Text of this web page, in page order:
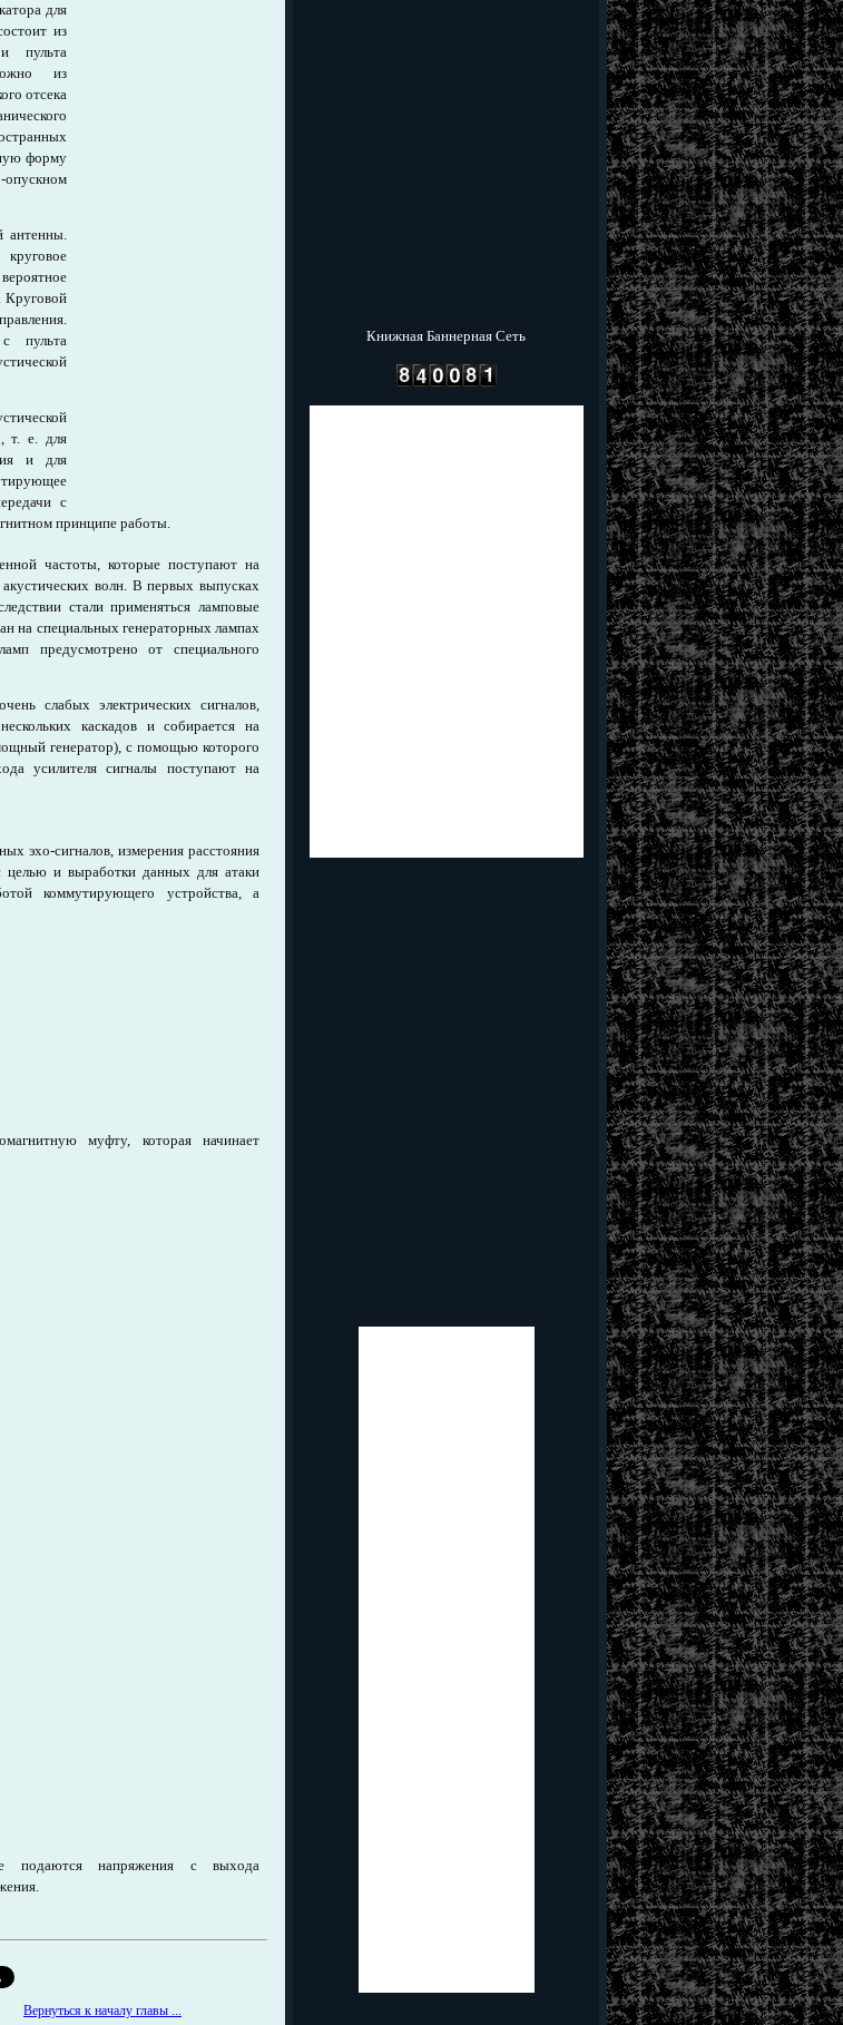
для
из
пульта
из
отсека
форму
опускном
антенны.
Круговой
пульта
т. е. для
и для
с
принципе работы.
частоты, которые поступают на
волн. В первых выпусках
стали применяться ламповые
на специальных генераторных лампах
предусмотрено от специального
слабых электрических сигналов,
каскадов и собирается на
генератор), с помощью которого
усилителя сигналы поступают на
эхо-сигналов, измерения расстояния
целью и выработки данных для атаки
коммутирующего устройства, а
муфту, которая начинает
подаются напряжения с выхода
Вернуться к началу главы ...